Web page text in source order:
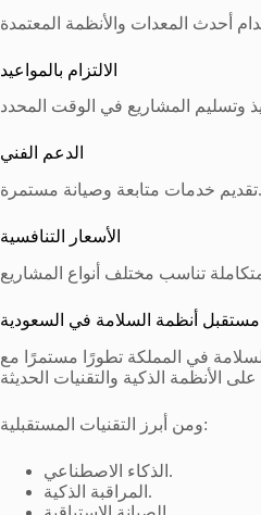
الالتزام بالمواعيد
الدعم الفني
تقديم خدمات متابعة وصيانة مستمرة.
الأسعار التنافسية
مستقبل أنظمة السلامة في السعودية
في المملكة تطورًا مستمرًا مع
ومن أبرز التقنيات المستقبلية:
الذكاء الاصطناعي.
المراقبة الذكية.